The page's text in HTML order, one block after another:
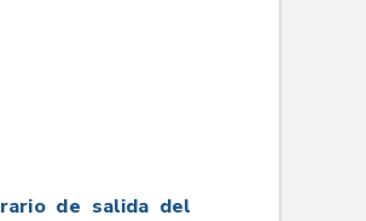
de salida del